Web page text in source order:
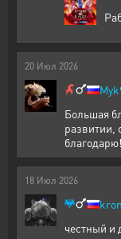
20 Июл 2026
Большая
развитии,
18 Июл 2026
kron
честный и